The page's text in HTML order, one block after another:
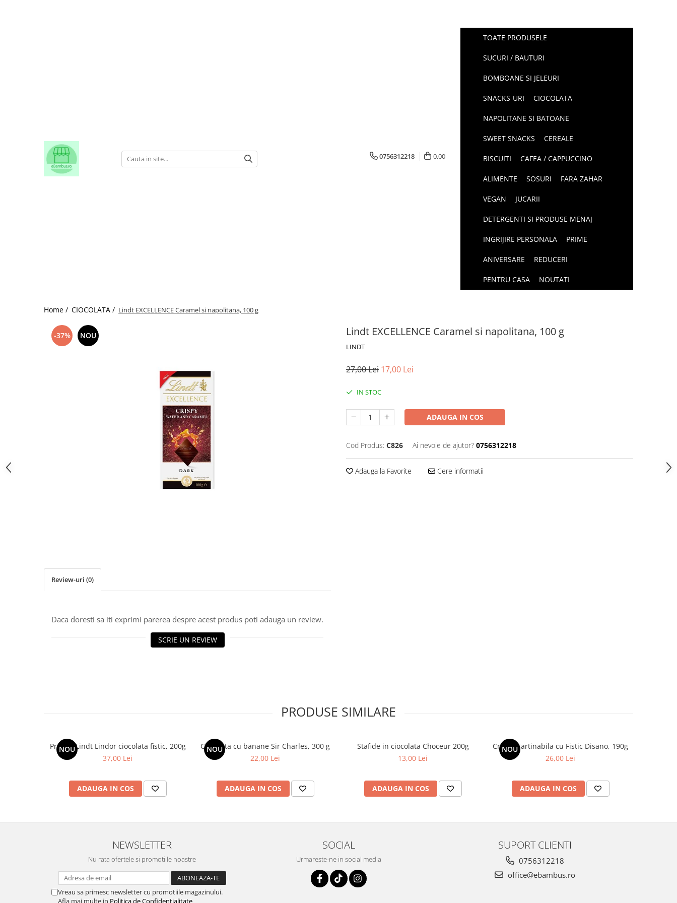
0756312218 0,00
TOATE PRODUSELE
SUCURI / BAUTURI
BOMBOANE SI JELEURI
SNACKS-URI CIOCOLATA
NAPOLITANE SI BATOANE
SWEET SNACKS CEREALE
BISCUITI CAFEA / CAPPUCCINO
ALIMENTE SOSURI FARA ZAHAR
VEGAN JUCARII
DETERGENTI SI PRODUSE MENAJ
INGRIJIRE PERSONALA PRIME
ANIVERSARE REDUCERI
PENTRU CASA NOUTATI
Home / CIOCOLATA / Lindt EXCELLENCE Caramel si napolitana, 100 g
Lindt EXCELLENCE Caramel si napolitana, 100 g
LINDT
-37% NOU
27,00 Lei 17,00 Lei
IN STOC
ADAUGA IN COS
Cod Produs: C826 Ai nevoie de ajutor? 0756312218
Adauga la Favorite Cere informatii
Review-uri (0)
Daca doresti sa iti exprimi parerea despre acest produs poti adauga un review.
SCRIE UN REVIEW
PRODUSE SIMILARE
NOU
Praline Lindt Lindor ciocolata fistic, 200g
37,00 Lei
ADAUGA IN COS
NOU
Ciocolata cu banane Sir Charles, 300 g
22,00 Lei
ADAUGA IN COS
Stafide in ciocolata Choceur 200g
13,00 Lei
ADAUGA IN COS
NOU
Crema Tartinabila cu Fistic Disano, 190g
26,00 Lei
ADAUGA IN COS
NEWSLETTER
Nu rata ofertele si promotiile noastre
Vreau sa primesc newsletter cu promotiile magazinului.
Afla mai multe in Politica de Confidentialitate
SOCIAL
Urmareste-ne in social media
SUPORT CLIENTI
0756312218
office@ebambus.ro